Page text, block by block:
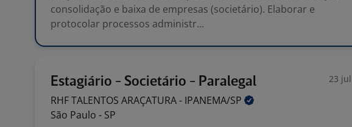
consolidação e baixa de empresas (societário). Elaborar e
protocolar processos administr...
Estagiário - Societário - Paralegal 23 jul
RHF TALENTOS ARAÇATURA - IPANEMA/SP
São Paulo - SP